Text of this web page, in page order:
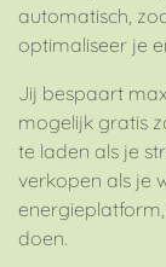
automatisch,
optimaliseer je
Jij bespaart
mogelijk gratis
te laden als je
verkopen als je
doen.